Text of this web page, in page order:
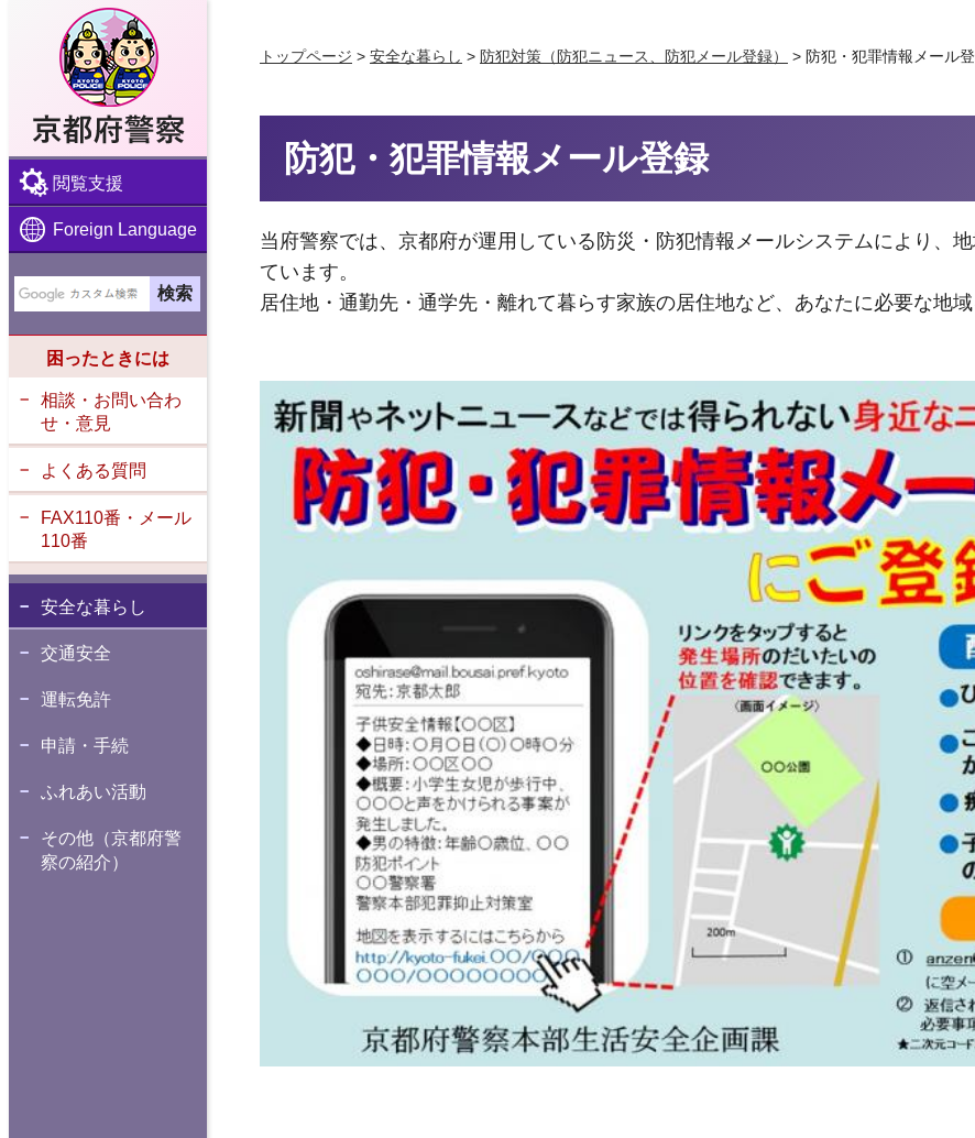
京都府警察
閲覧支援
Foreign Language
困ったときには
相談・お問い合わ
せ・意見
よくある質問
FAX110番・メール
110番
安全な暮らし
交通安全
運転免許
申請・手続
ふれあい活動
その他（京都府警
察の紹介）
トップページ > 安全な暮らし > 防犯対策（防犯ニュース、防犯メール登録）
> 防犯・犯罪情報メール
防犯・犯罪情報メール登録
当府警察では、京都府が運用している防災・防犯情報メールシステムにより、
ています。
居住地・通勤先・通学先・離れて暮らす家族の居住地など、あなたに必要な地